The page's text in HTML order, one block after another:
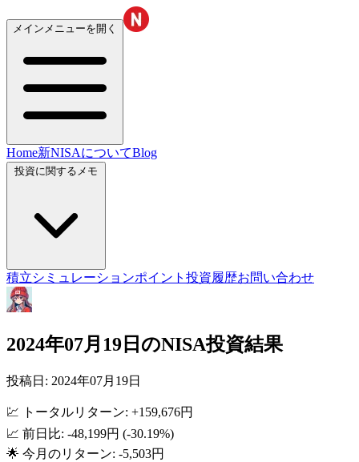
メインメニューを開く
Home新NISAについてBlog
積立シミュレーションポイント投資履歴お問い合わせ
2024年07月19日のNISA投資結果
投稿日: 2024年07月19日
💹 トータルリターン: +159,676円
📈 前日比: -48,199円 (-30.19%)
🌟 今月のリターン: -5,503円